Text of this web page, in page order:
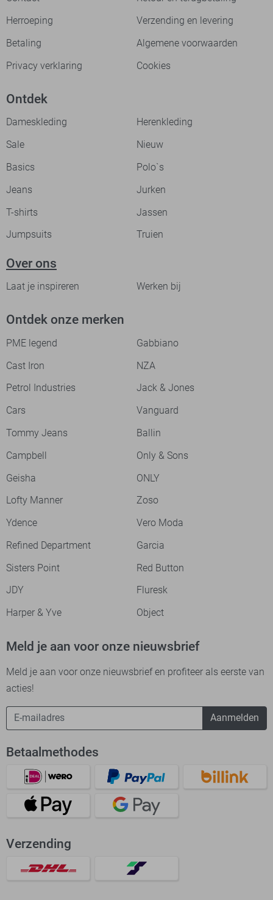
Herroeping
Verzending en levering
Betaling
Algemene voorwaarden
Privacy verklaring
Cookies
Ontdek
Dameskleding
Herenkleding
Sale
Nieuw
Basics
Polo`s
Jeans
Jurken
T-shirts
Jassen
Jumpsuits
Truien
Over ons
Laat je inspireren Werken bij
Ontdek onze merken
PME legend
Gabbiano
Cast Iron
NZA
Petrol Industries
Jack & Jones
Cars
Vanguard
Tommy Jeans
Ballin
Campbell
Only & Sons
Geisha
ONLY
Lofty Manner
Zoso
Ydence
Vero Moda
Refined Department
Garcia
Sisters Point
Red Button
JDY
Fluresk
Harper & Yve
Object
Meld je aan voor onze nieuwsbrief
Meld je aan voor onze nieuwsbrief en profiteer als eerste van
acties!
Aanmelden
Betaalmethodes
Verzending